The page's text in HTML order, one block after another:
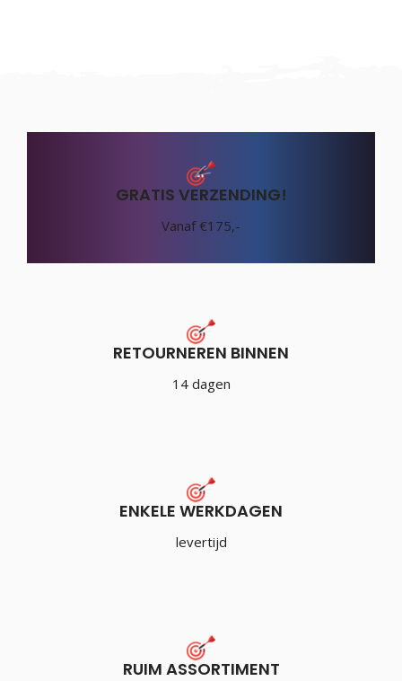
GRATIS VERZENDING!
Vanaf €175,-
RETOURNEREN BINNEN
14 dagen
ENKELE WERKDAGEN
levertijd
RUIM ASSORTIMENT